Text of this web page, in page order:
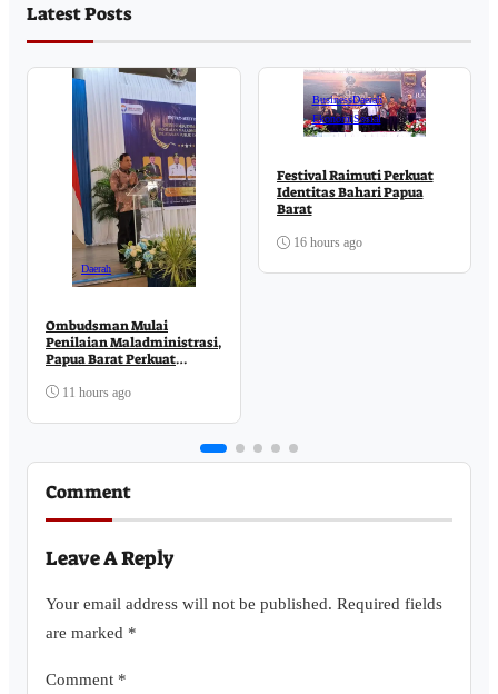
Latest Posts
Daerah
Ombudsman Mulai
Penilaian Maladministrasi,
Papua Barat Perkuat
Publik
11 hours ago
BusinessDaerah
EkonomiSosial
Festival Raimuti Perkuat
Identitas Bahari Papua
Barat
16 hours ago
Comment
Leave A Reply
Your email address will not be published. Required fields
are marked *
Comment *